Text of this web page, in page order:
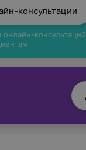
консультации
онлайн-консультаций